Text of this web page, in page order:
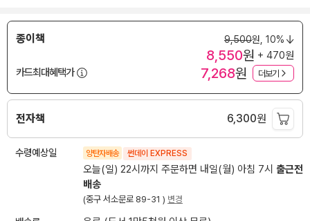
종이책 9,500원, 10%
8,550원 + 470원
카드최대혜택가
7,268원 더보기
전자책 6,300원
수령예상일 양탄자배송 썬데이 EXPRESS
오늘(일) 22시까지 주문하면 내일(월) 아침 7시 출근전
배송
(중구 서소문로 89-31 ) 변경